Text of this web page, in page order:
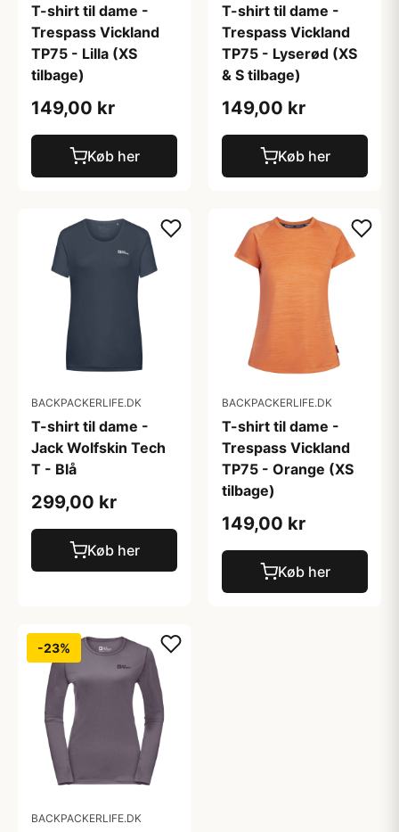
T-shirt til dame -
Trespass Vickland
TP75 - Lilla (XS
tilbage)
149,00 kr
Køb her
T-shirt til dame -
Trespass Vickland
TP75 - Lyserød (XS
& S tilbage)
149,00 kr
Køb her
BACKPACKERLIFE.DK
T-shirt til dame -
Jack Wolfskin Tech
T - Blå
299,00 kr
Køb her
BACKPACKERLIFE.DK
T-shirt til dame -
Trespass Vickland
TP75 - Orange (XS
tilbage)
149,00 kr
Køb her
-23%
BACKPACKERLIFE.DK